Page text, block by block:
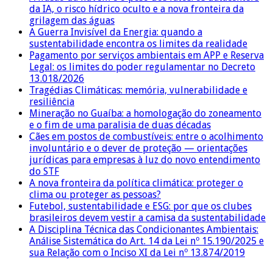
da IA, o risco hídrico oculto e a nova fronteira da
grilagem das águas
A Guerra Invisível da Energia: quando a
sustentabilidade encontra os limites da realidade
Pagamento por serviços ambientais em APP e Reserva
Legal: os limites do poder regulamentar no Decreto
13.018/2026
Tragédias Climáticas: memória, vulnerabilidade e
resiliência
Mineração no Guaíba: a homologação do zoneamento
e o fim de uma paralisia de duas décadas
Cães em postos de combustíveis: entre o acolhimento
involuntário e o dever de proteção — orientações
jurídicas para empresas à luz do novo entendimento
do STF
A nova fronteira da política climática: proteger o
clima ou proteger as pessoas?
Futebol, sustentabilidade e ESG: por que os clubes
brasileiros devem vestir a camisa da sustentabilidade
A Disciplina Técnica das Condicionantes Ambientais:
Análise Sistemática do Art. 14 da Lei nº 15.190/2025 e
sua Relação com o Inciso XI da Lei nº 13.874/2019